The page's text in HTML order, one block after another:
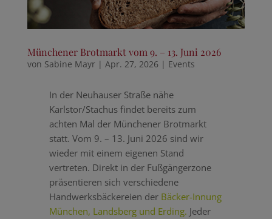
Münchener Brotmarkt vom 9. – 13. Juni 2026
von Sabine Mayr| Apr. 27, 2026 | Events
In der Neuhauser Straße nähe
Karlstor/Stachus findet bereits zum
achten Mal der Münchener Brotmarkt
statt. Vom 9. – 13. Juni 2026 sind wir
wieder mit einem eigenen Stand
vertreten. Direkt in der Fußgängerzone
präsentieren sich verschiedene
Handwerksbäckereien der Bäcker-Innung
München, Landsberg und Erding. Jeder